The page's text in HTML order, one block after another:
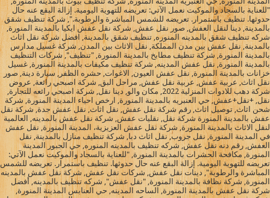
"للعناية بالسجاد والموكيت نعمل الآتي: تعريضه للتهوية اليومية. إزالة البقع عنه حال
حدوثها. تنظيف باستمرار. تعريضه للشمس المباشرة والرطوبة.", شركة تنظيف شقق
بالمدينة, دينا لنقل العفش, صور نقل عفش, شركة نقل عفش ايكيا بالمدينة المنورة,
شركه تنظيف شقق بالمدينه المنوره, تنظيف شقق بالمدينة, افضل شركة نقل اثاث
بالمدينة, نقل عفش بين مدن المملكة, نقل الاثاث بين المدن, شركة غسيل مدارس
بالمدينة المنورة, شركة تنظيف مطابخ بالمدينة المنورة, "تنظيف", شركات التنظيف
بالمدينة المنورة, نقل عفش المدينه, شركة تنظيف مكيفات بالمدينة المنورة, غسيل
خزانات بالمدينة المنورة, نقل عفش العيون, الاغوات, حشره الظفر, سيارة دينة, صور
نقل اثاث, عربية عفش, عربية نقل عفش, مراحل البق, شركة اصبحي رائعة, عروض
شركة دهب للادوات المنزلية 2022, مكان والو, دينا نقل, شركة اصبحي رائعه للتجارة,
نقل, +نقل+عفش, حي العنبريه بالمدينة المنورة, ارخص احياء المدينة المنورة, شركة
شحن اثاث, توصيل اثاث, رقم شركة نقل عفش, نقل اثاث, نقل عفش جدة, شركة نقل
عفش بالمدينة المنورة شركة نقل, نقليات عفش, شركة نقل عفش بالمدينه, العالمية
لنقل الاثاث بالمدينة المنورة, شركة نقل عفش العزيزية، المدينة المنورة, نقل عفش
في المدينة المنورة, نقل جروب, نقل اثاث دبا, شركة تنظيف منازل بالمدينة, نقل
العفش, رقم دنه نقل عفش, شركه تنظيف بالمدينه المنوره, حي الجبور المدينة
المنورة, مكافحة الحشرات بالمدينة المنورة, "للعناية بالسجاد والموكيت نعمل الآتي:
تعريضه للتهوية اليومية. إزالة البقع عنه حال حدوثها. تنظيف باستمرار. تعريضه للشمس
المباشرة والرطوبة", دينات نقل عفش, شركات نقل عفش, شركة نقل عفش بالمدينه
المنورة, شركة نظافة بالمدينة المنورة, "نقل عفش", شركه تنظيف بالمدينه, أفضل
شركة نقل عفش بالمدينة المنورة, الساحه المدينه, حي العنابس المدينة المنورة,